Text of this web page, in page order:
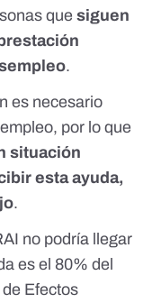
que siguen
.
es necesario
, por lo que
situación
esta ayuda,
.
no podría llegar
es el 80% del
Efectos